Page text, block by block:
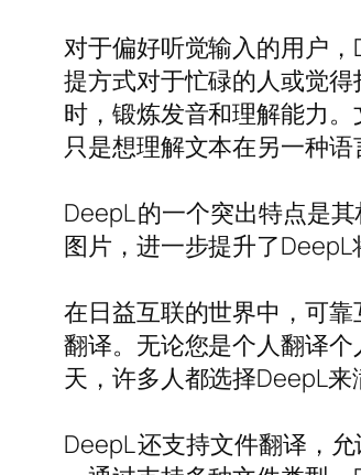
对于偏好听觉输入的用户
提方式对于忙碌的人或觉
时，锻炼发音和理解能力
只是想理解文本在另一种语
DeepL 的一个突出特点是
图片，进一步提升了DeepL
在日益互联的世界中，可
翻译。无论您是个人翻译
天，许多人都选择DeepL来
DeepL 还支持文件翻译，